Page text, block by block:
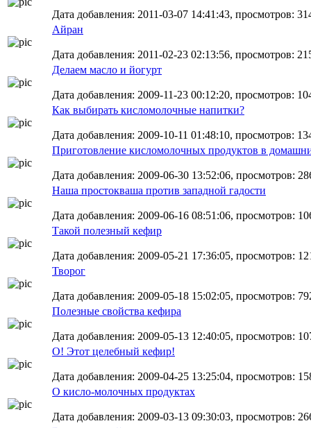
Дата добавления: 2011-03-07 14:41:43, просмотров:
Айран
Дата добавления: 2011-02-23 02:13:56, просмотров:
Делаем масло и йогурт
Дата добавления: 2009-11-23 00:12:20, просмотров:
Как выбирать кисломолочные напитки?
Дата добавления: 2009-10-11 01:48:10, просмотров:
Приготовление кисломолочных продуктов в
Дата добавления: 2009-06-30 13:52:06, просмотров:
Наша простокваша против западной гадости
Дата добавления: 2009-06-16 08:51:06, просмотров:
Такой полезный кефир
Дата добавления: 2009-05-21 17:36:05, просмотров:
Творог
Дата добавления: 2009-05-18 15:02:05, просмотров:
Полезные свойства кефира
Дата добавления: 2009-05-13 12:40:05, просмотров:
О! Этот целебный кефир!
Дата добавления: 2009-04-25 13:25:04, просмотров:
О кисло-молочных продуктах
Дата добавления: 2009-03-13 09:30:03, просмотров: